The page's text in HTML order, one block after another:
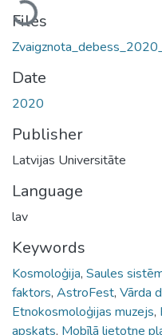
Files
Date
2020
Publisher
Latvijas Universitāte
Language
lav
Keywords
Kosmoloģija, Saules
faktors, AstroFest, Vārda
Etnokosmoloģijas muzejs,
apskats, Mobīlā lietotne